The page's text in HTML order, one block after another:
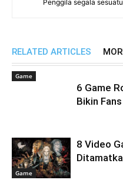
Penggila segala
RELATED ARTICLES
Game
6 Game
Bikin
Game
8 Video